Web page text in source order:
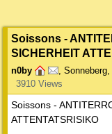
Soissons -
SICHERHEIT
n0by , Sonneberg,
3910 Views
Soissons -
ATTENTATSRISIKO